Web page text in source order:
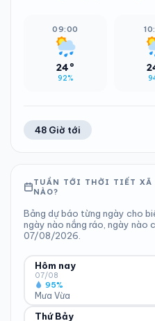
09:00
24°
92%
48 Giờ tới
TUẦN TỚI THỜI TIẾT XÃ
NÀO?
Bảng dự báo từng ngày cho
ngày nào nắng ráo, ngày nào
07/08/2026.
Hôm nay
07/08
Mưa Vừa
95%
ĐỘ ẨM
Thứ Bảy